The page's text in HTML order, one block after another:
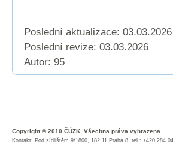
Poslední aktualizace: 03.03.2026
Poslední revize: 03.03.2026
Autor: 95
Copyright © 2010 ČÚZK, Všechna práva vyhrazena
Kontakt: Pod sídlištěm 9/1800, 182 11 Praha 8, tel.: +420 284